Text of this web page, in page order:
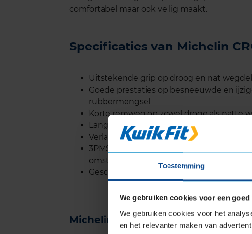
Toestemming
We gebruiken cookies voor een
We gebruiken cookies voor het
en het relevanter maken van
comfortabel maar ook veilig maakt.
Specificaties van Michelin
Uitstekende grip op droog en nat
Goede prestaties op besneeuwde en
rubbermengsel
Korte remweg op zowel droge als natte
Lange levensduur door gelijkmatige
Verlaagd brandstofverbruik door lage
3PMSF (Three Peak Mountain
omstandigheden
Geschikt voor elektrische voertuigen
Michelin CROSSCLIMATE 2